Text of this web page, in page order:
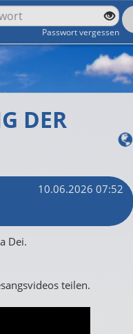
Passwort vergessen
DER
10.06.2026 07:52
Dei.
teilen.